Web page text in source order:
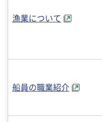
漁業について
船員の職業紹介